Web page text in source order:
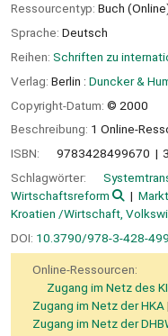
Ressourcentyp: Buch
Sprache: Deutsch
Reihen: Schriften zu
Verlag: Berlin : Duncker &
Copyright-Datum: © 2000
Beschreibung: 1 Online-
ISBN:
9783428499670
Schlagwörter:
Wirtschaftsreform
Kroatien /Wirtschaft,
DOI: 10.3790/978-3-428-
Online-Ressourcen:
Zugang im Netz des
Zugang im Netz der HKA
Zugang im Netz der